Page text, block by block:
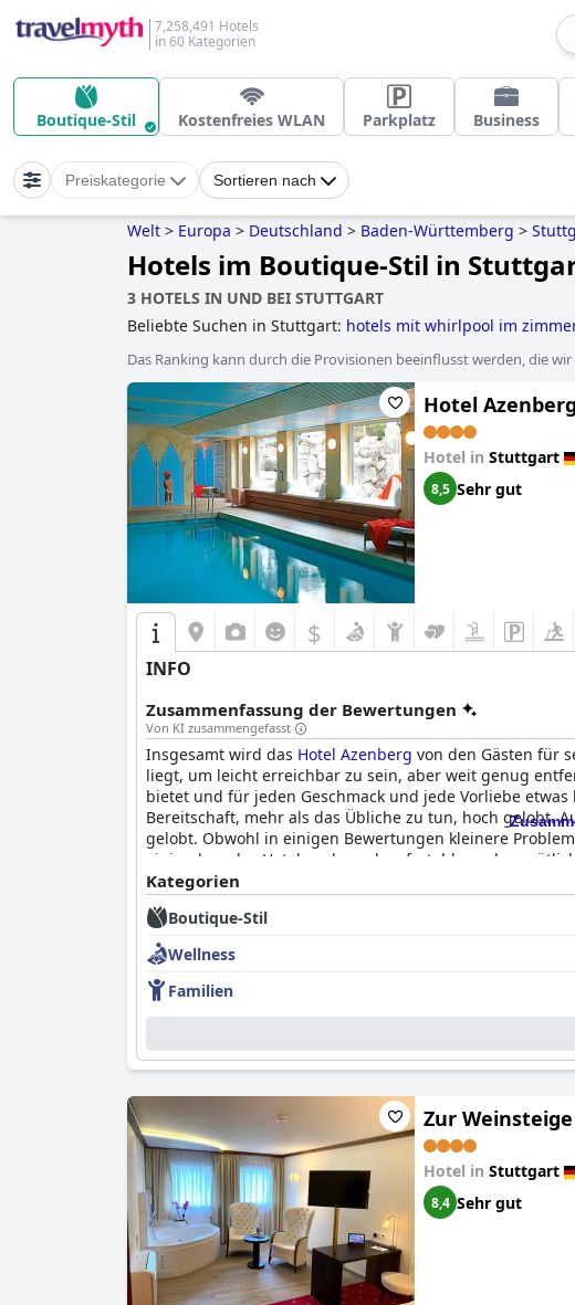
7,258,491 Hotels
in 60 Kategorien
Boutique-Stil Kostenfreies WLAN Parkplatz Business
Preiskategorie Sortieren nach
Welt > Europa > Deutschland > Baden-Württemberg >
Hotels im Boutique-Stil in
3 HOTELS IN UND BEI STUTTGART
Beliebte Suchen in Stuttgart: hotels mit whirlpool im
Das Ranking kann durch die Provisionen beeinflusst werden, die
Hotel Azenberg
Hotel in Stuttgart
8,5 Sehr gut
$
INFO
Zusammenfassung der Bewertungen
Von KI zusammengefasst
Insgesamt wird das Hotel Azenberg von den Gästen für
liegt, um leicht erreichbar zu sein, aber weit genug
bietet und für jeden Geschmack und jede Vorliebe
Bereitschaft, mehr als das Übliche zu tun, hoch gelobt.
gelobt. Obwohl in einigen Bewertungen kleinere
einig, dass das Hotel saubere, komfortable und
für Familien angesehen, da das freundliche und
einigen Bewertungen erwähnt wird, dass das Hotel
vorgenommen werden könnten, gilt das
Kategorien
Boutique-Stil
Wellness
Familien
Zur Weinsteige
Hotel in Stuttgart
8,4 Sehr gut